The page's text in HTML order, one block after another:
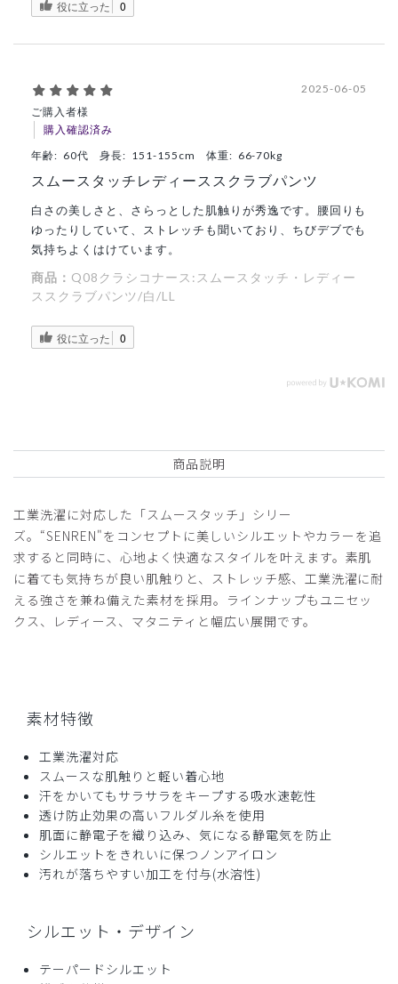
役に立った 0
ご購入者様
購入確認済み
2025-06-05
年齢: 60代 身長: 151-155cm 体重: 66-70kg
スムースタッチレディーススクラブパンツ
白さの美しさと、さらっとした肌触りが秀逸です。腰回りも
ゆったりしていて、ストレッチも聞いており、ちびデブでも
気持ちよくはけています。
商品： Q08クラシコナース:スムースタッチ・レディー
ススクラブパンツ/白/LL
役に立った 0
商品説明
工業洗濯に対応した「スムースタッチ」シリー
ズ。“SENREN"をコンセプトに美しいシルエットやカラーを追
求すると同時に、心地よく快適なスタイルを叶えます。素肌
に着ても気持ちが良い肌触りと、ストレッチ感、工業洗濯に耐
える強さを兼ね備えた素材を採用。ラインナップもユニセッ
クス、レディース、マタニティと幅広い展開です。
素材特徴
工業洗濯対応
スムースな肌触りと軽い着心地
汗をかいてもサラサラをキープする吸水速乾性
透け防止効果の高いフルダル糸を使用
肌面に静電子を織り込み、気になる静電気を防止
シルエットをきれいに保つノンアイロン
汚れが落ちやすい加工を付与(水溶性)
シルエット・デザイン
テーパードシルエット